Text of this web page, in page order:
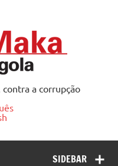
contra a corrupção
SIDEBAR